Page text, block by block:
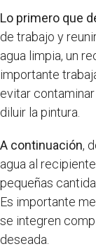
Lo primero que
de trabajo y
agua limpia, un
importante
evitar
diluir la pintura.
A continuación,
agua al
pequeñas
Es importante
se integren
deseada.